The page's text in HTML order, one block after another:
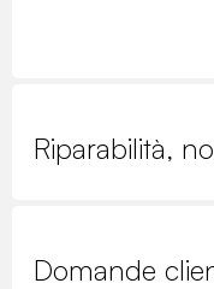
Riparabilità,
Domande